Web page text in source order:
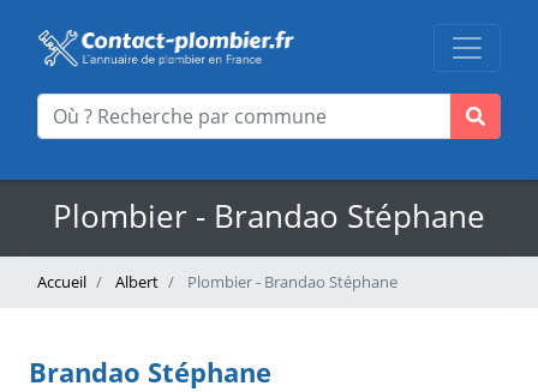
Plombier - Brandao Stéphane
Accueil Albert Plombier - Brandao Stéphane
Brandao Stéphane